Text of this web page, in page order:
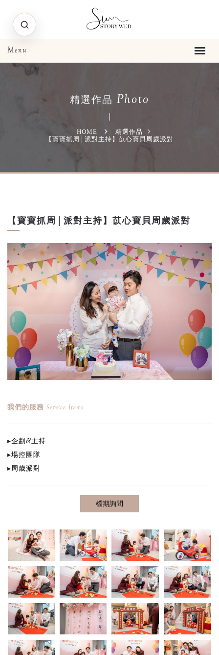
精選作品 Photo
HOME
精選作品
【寶寶抓周│派對主持】苡心寶貝周歲派對
【寶寶抓周│派對主持】苡心寶貝周歲派對
我們的服務 Service Items
▸企劃&主持
▸場控團隊
▸​周歲派對